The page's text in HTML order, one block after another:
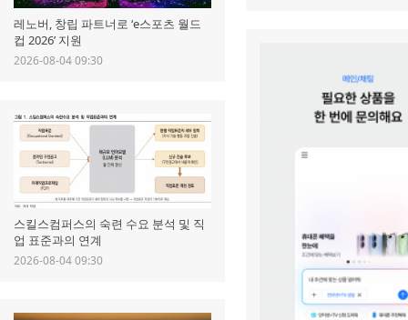
레노버, 창립 파트너로 ‘e스포츠 월드
컵 2026’ 지원
2026-08-04 09:30
스킬스컴퍼스의 숙련 수요 분석 및 직
업 표준과의 연계
2026-08-04 09:30